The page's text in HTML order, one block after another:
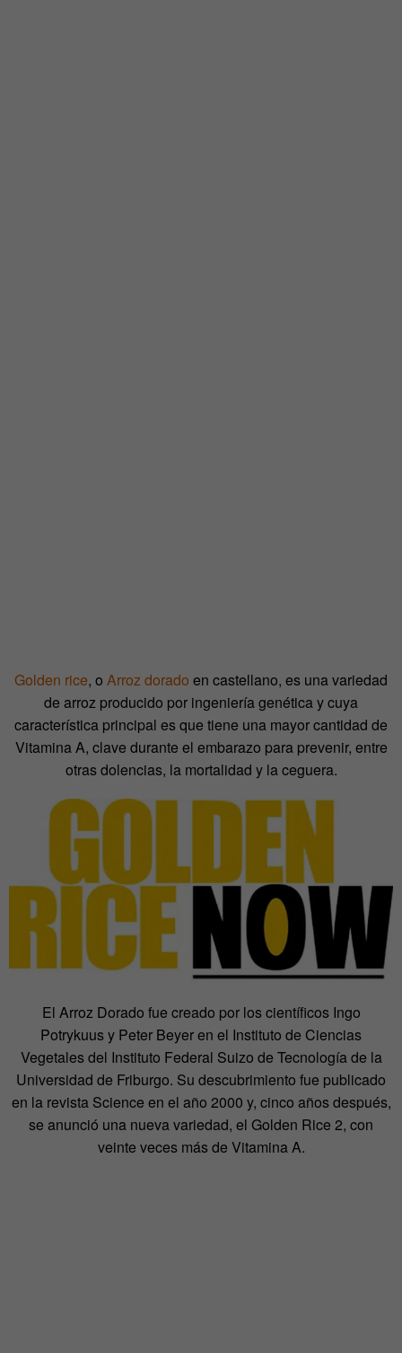
Golden rice, o Arroz dorado en castellano, es una variedad
de arroz producido por ingeniería genética y cuya
característica principal es que tiene una mayor cantidad de
Vitamina A, clave durante el embarazo para prevenir, entre
otras dolencias, la mortalidad y la ceguera.
El Arroz Dorado fue creado por los científicos Ingo
Potrykuus y Peter Beyer en el Instituto de Ciencias
Vegetales del Instituto Federal Suizo de Tecnología de la
Universidad de Friburgo. Su descubrimiento fue publicado
en la revista Science en el año 2000 y, cinco años después,
se anunció una nueva variedad, el Golden Rice 2, con
veinte veces más de Vitamina A.